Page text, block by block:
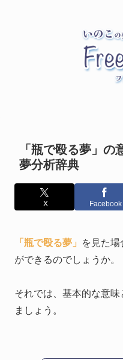
「瓶で殴る夢」
夢分析辞典
X Facebook
「瓶で殴る夢」
を見た
ができるのでしょうか。
それでは、基本的な意
ましょう。